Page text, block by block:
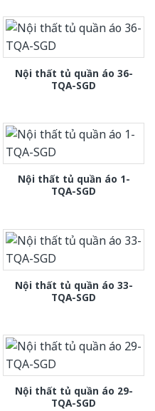
Nội thất tủ quần áo 36-
TQA-SGD
Nội thất tủ quần áo 1-
TQA-SGD
Nội thất tủ quần áo 33-
TQA-SGD
Nội thất tủ quần áo 29-
TQA-SGD